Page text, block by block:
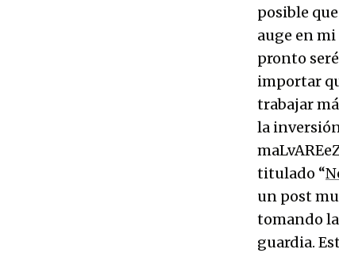
posible
auge en mi
pronto
importar
trabajar
la
titulado “
un post
tomando
guardia.